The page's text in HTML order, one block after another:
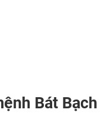
Bát Bạch